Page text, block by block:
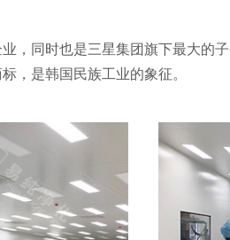
，同时也是三星集团旗下最大的
，是韩国民族工业的象征。